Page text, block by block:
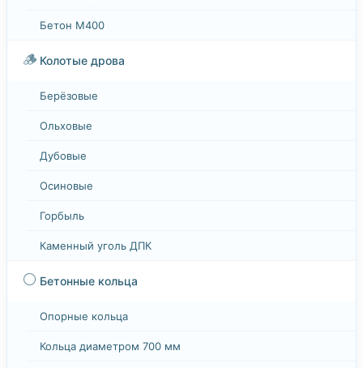
Бетон М400
🪵 Колотые дрова
Берёзовые
Ольховые
Дубовые
Осиновые
Горбыль
Каменный уголь ДПК
⚪ Бетонные кольца
Опорные кольца
Кольца диаметром 700 мм